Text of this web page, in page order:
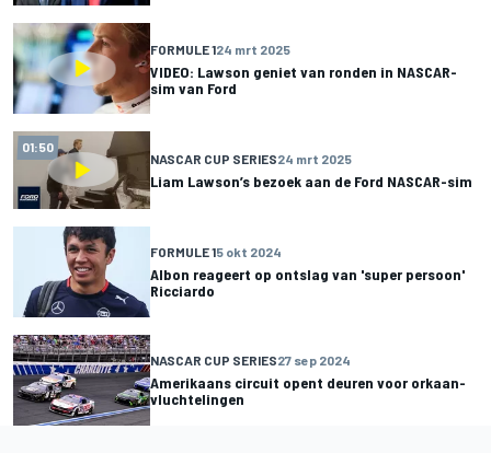
FORMULE 124 mrt 2025
VIDEO: Lawson geniet van ronden in NASCAR-
sim van Ford
01:50
NASCAR CUP SERIES24 mrt 2025
Liam Lawson’s bezoek aan de Ford NASCAR-sim
FORMULE 15 okt 2024
Albon reageert op ontslag van 'super persoon'
Ricciardo
NASCAR CUP SERIES27 sep 2024
Amerikaans circuit opent deuren voor orkaan-
vluchtelingen